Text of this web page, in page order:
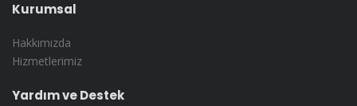
Kurumsal
Hakkımızda
Hizmetlerimiz
Yardım ve Destek